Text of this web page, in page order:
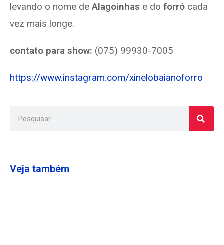
levando o nome deAlagoinhas e do forró cada
vez mais longe.
contato para show: (075) 99930-7005
https://www.instagram.com/xinelobaianoforro
Veja também